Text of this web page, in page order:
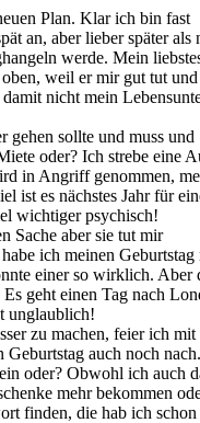
Plan. Klar ich bin fast
an, aber lieber später als
werde. Mein
weil er mir gut tut
nicht mein
sollte und muss und
oder? Ich strebe eine
in Angriff genommen,
ist es nächstes Jahr für
wichtiger psychisch!
Sache aber sie tut mir
ich meinen
einer so wirklich. Aber
geht einen Tag nach
unglaublich!
zu machen, feier ich mit
Geburtstag auch noch
oder? Obwohl ich auch
mehr bekommen
finden, die hab ich